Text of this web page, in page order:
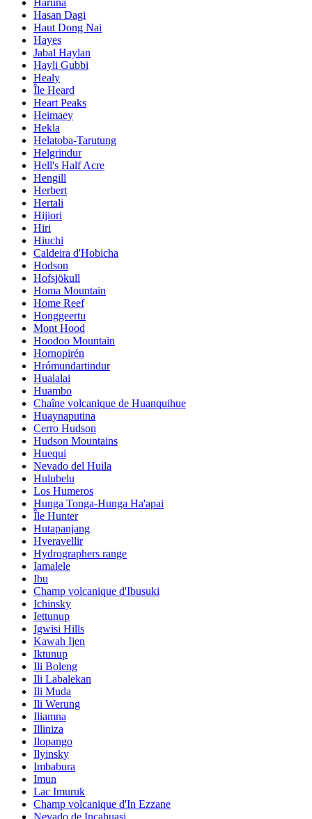
Hasan Dagi
Haut Dong Nai
Hayes
Jabal Haylan
Hayli Gubbi
Healy
Île Heard
Heart Peaks
Heimaey
Hekla
Helatoba-Tarutung
Helgrindur
Hell's Half Acre
Hengill
Herbert
Hertali
Hijiori
Hiri
Hiuchi
Caldeira d'Hobicha
Hodson
Hofsjökull
Homa Mountain
Home Reef
Honggeertu
Mont Hood
Hoodoo Mountain
Hornopirén
Hrómundartindur
Hualalai
Huambo
Chaîne volcanique de Huanquihue
Huaynaputina
Cerro Hudson
Hudson Mountains
Huequi
Nevado del Huila
Hulubelu
Los Humeros
Hunga Tonga-Hunga Ha'apai
Île Hunter
Hutapanjang
Hveravellir
Hydrographers range
Iamalele
Ibu
Champ volcanique d'Ibusuki
Ichinsky
Iettunup
Igwisi Hills
Kawah Ijen
Iktunup
Ili Boleng
Ili Labalekan
Ili Muda
Ili Werung
Iliamna
Illiniza
Ilopango
Ilyinsky
Imbabura
Imun
Lac Imuruk
Champ volcanique d'In Ezzane
Nevado de Incahuasi